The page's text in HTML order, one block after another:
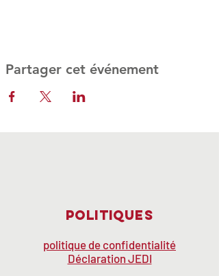
Partager cet événement
Politiques
politique de confidentialité
Déclaration JEDI